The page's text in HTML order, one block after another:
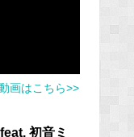
画はこちら>>
初音ミ